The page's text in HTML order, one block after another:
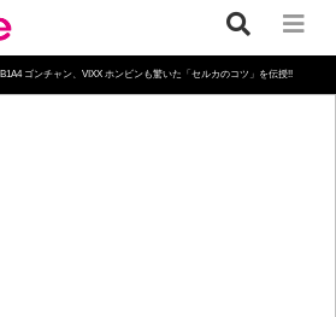
B1A4 ゴンチャン、VIXX ホンビンも驚いた「セルカのコツ」を伝授!!